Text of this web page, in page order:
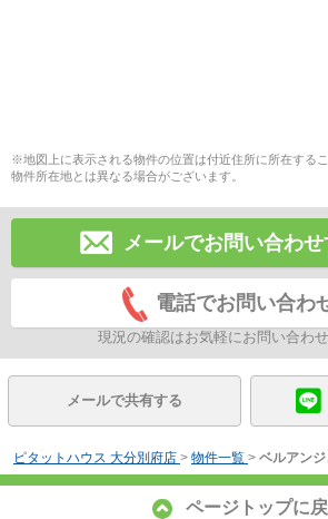
※地図上に表示される物件の位置は付近住所に所在する
物件所在地とは異なる場合がございます。
メールでお問い合わ
電話でお問い合わ
現況の確認はお気軽にお問い合わせ
メールで共有する
ピタットハウス 大分別府店 > 物件一覧 > ベルアンジ
ページトップに